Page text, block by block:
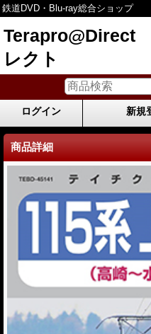
鉄道DVD・Blu-ray総合ショップ
レクト
ログイン 新規
商品詳細